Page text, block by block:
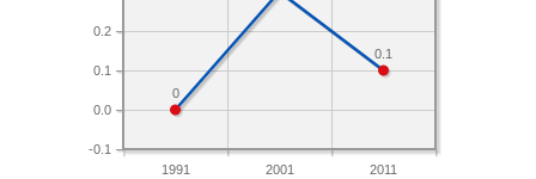
1991 2001 2011
-0.1
0.0
0.1
0.2
0.1
0